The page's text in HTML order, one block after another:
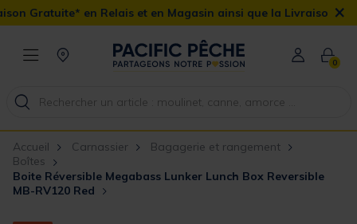
Gratuite* en Relais et en Magasin ainsi que la Livraison ×
0
Accueil Carnassier
Bagagerie et rangement
Boîtes
Boite Réversible Megabass Lunker Lunch Box Reversible
MB-RV120 Red